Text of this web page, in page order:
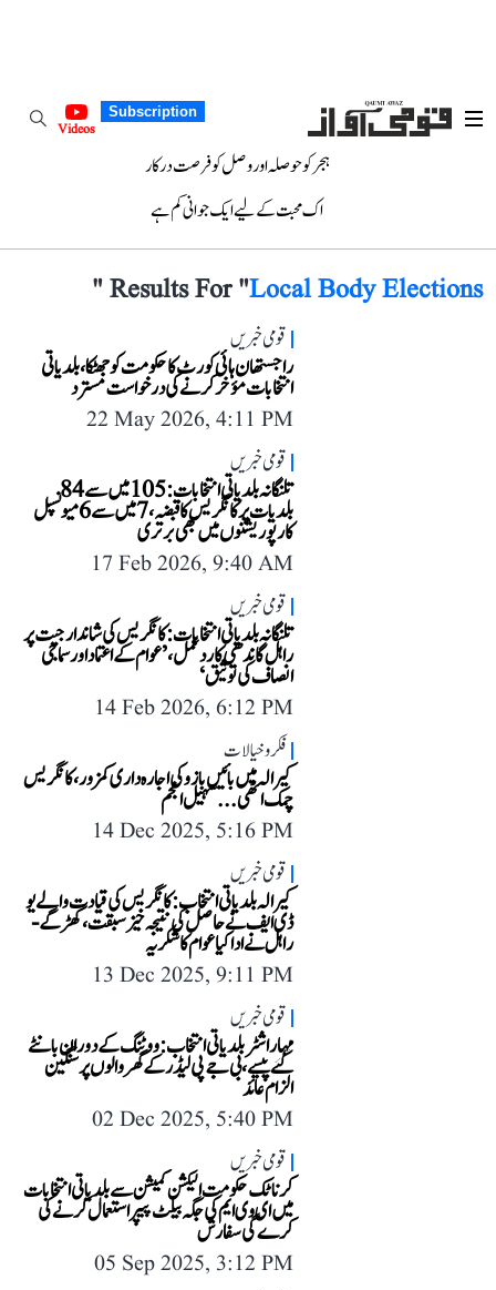
Subscription
Videos
ہجر کو حوصلہ اور وصل کو فرصت درکار
اک محبت کے لیے ایک جوانی کم ہے
Results For "Local Body Elections
"
قومی خبریں
راجستھان ہائی کورٹ کا حکومت کو جھٹکا، بلدیاتی
انتخابات مؤخر کرنے کی درخواست مسترد
22 May 2026, 4:11 PM
قومی خبریں
تلنگانہ بلدیاتی انتخابات: 105 میں سے 84
بلدیات پر کانگریس کا قبضہ، 7 میں سے 6 میونسپل
کارپوریشنوں میں بھی برتری
17 Feb 2026, 9:40 AM
قومی خبریں
تلنگانہ بلدیاتی انتخابات: کانگریس کی شاندار جیت پر
راہل گاندھی کا ردعمل، ’عوام کے اعتماد اور سماجی
انصاف کی توثیق‘
14 Feb 2026, 6:12 PM
فکر و خیالات
کیرالہ میں بائیں بازو کی اجارہ داری کمزور، کانگریس
چمک اٹھی...سہیل انجم
14 Dec 2025, 5:16 PM
قومی خبریں
کیرالہ بلدیاتی انتخاب: کانگریس کی قیادت والے یو
ڈی ایف نے حاصل کی نتیجہ خیز سبقت، کھڑگے-
راہل نے ادا کیا عوام کا شکریہ
13 Dec 2025, 9:11 PM
قومی خبریں
مہاراشٹر بلدیاتی انتخاب: ووٹنگ کے دوران بانٹے
گئے پیسے، بی جے پی لیڈر کے گھر والوں پر سنگین
الزام عائد
02 Dec 2025, 5:40 PM
قومی خبریں
کرناٹک حکومت الیکشن کمیشن سے بلدیاتی انتخابات
میں ای وی ایم کی جگہ بیلٹ پیپر استعمال کرنے کی
کرے گی سفارش
05 Sep 2025, 3:12 PM